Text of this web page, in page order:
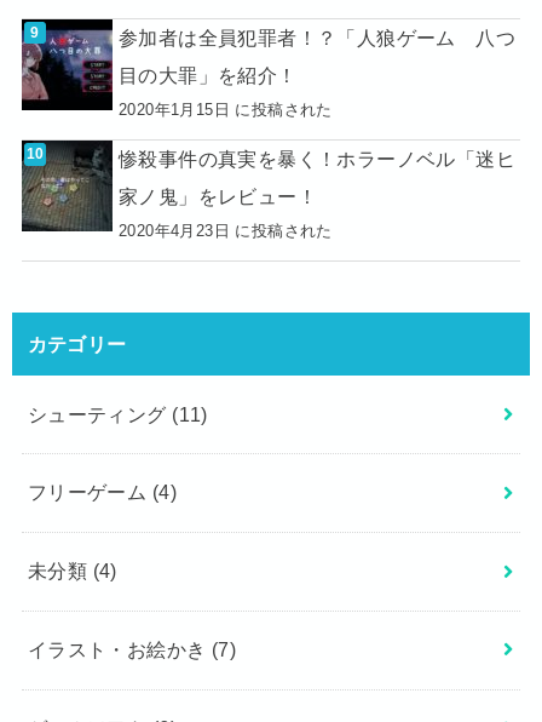
参加者は全員犯罪者！？「人狼ゲーム 八つ
目の大罪」を紹介！
2020年1月15日 に投稿された
惨殺事件の真実を暴く！ホラーノベル「迷ヒ
家ノ鬼」をレビュー！
2020年4月23日 に投稿された
カテゴリー
シューティング (11)
フリーゲーム (4)
未分類 (4)
イラスト・お絵かき (7)